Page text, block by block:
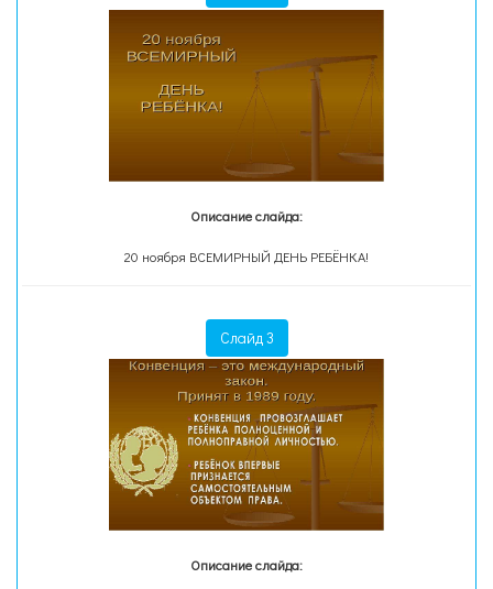
Описание слайда:
20 ноября ВСЕМИРНЫЙ ДЕНЬ РЕБЁНКА!
Слайд 3
Описание слайда: